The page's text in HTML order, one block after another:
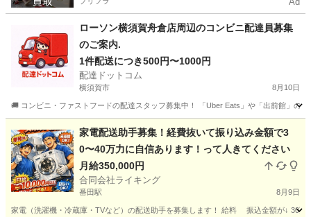
ローソン横須賀舟倉店周辺のコンビニ配達員募集
のご案内.
1件配送につき500円〜1000円
配達ドットコム
横須賀市 8月10日
🚚 コンビニ・ファストフードの配達スタッフ募集中！ 「Uber Eats」や「出前館」の
横須賀市 配送 ローソン
家電配送助手募集！経費抜いて振り込み金額で3
0〜40万力に自信あります！って人きてください
月給350,000円
合同会社ライキング
番田駅 8月9日
家電（洗濯機・冷蔵庫・TVなど）の配送助手を募集します！ 給料 振込金額が↓ 30万